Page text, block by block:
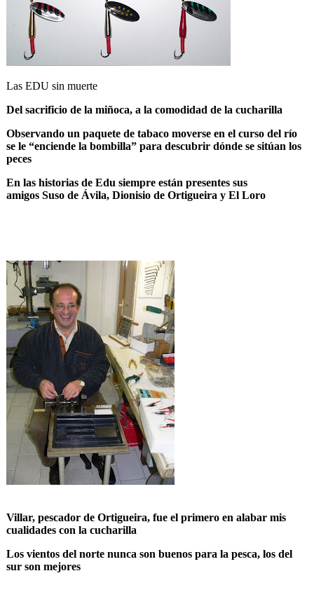
Las EDU sin muerte
Del sacrificio de la miñoca, a la comodidad de la cucharilla
Observando un paquete de tabaco moverse en el curso del río
se le “enciende la bombilla” para descubrir dónde se sitúan los
peces
En las historias de Edu siempre están presentes sus
amigos Suso de Ávila, Dionisio de Ortigueira y El Loro
Villar, pescador de Ortigueira, fue el primero en alabar mis
cualidades con la cucharilla
Los vientos del norte nunca son buenos para la pesca, los del
sur son mejores